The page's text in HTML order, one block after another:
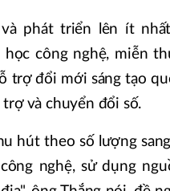
phát triển lên ít nhất
công nghệ, miễn
trợ đổi mới sáng tạo
và chuyển đổi số.
hút theo số lượng
nghệ, sử dụng